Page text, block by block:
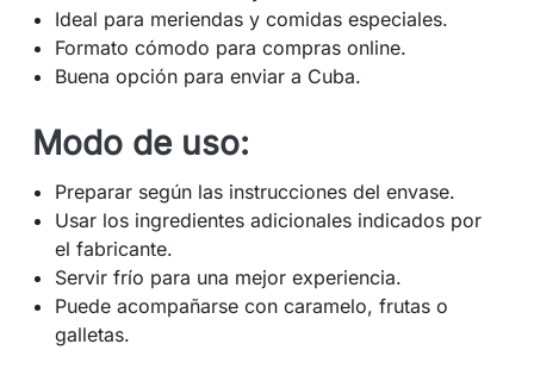
Ideal para meriendas y comidas especiales.
Formato cómodo para compras online.
Buena opción para enviar a Cuba.
Modo de uso:
Preparar según las instrucciones del envase.
Usar los ingredientes adicionales indicados por
el fabricante.
Servir frío para una mejor experiencia.
Puede acompañarse con caramelo, frutas o
galletas.